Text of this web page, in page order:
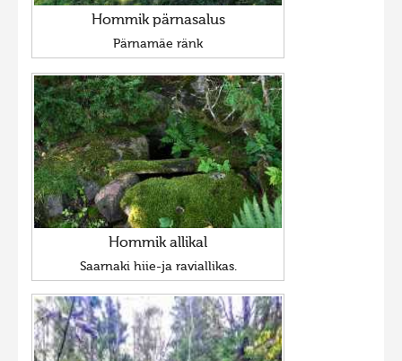
Hommik pärnasalus
Pärnamäe ränk
Hommik allikal
Saarnaki hiie-ja raviallikas.